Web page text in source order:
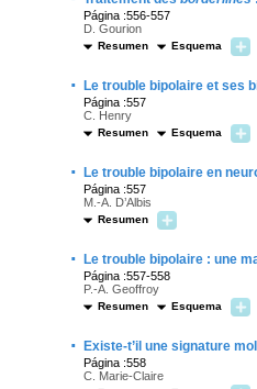
Página :556-557
D. Gourion
Resumen Esquema
· Le trouble bipolaire et ses
Página :557
C. Henry
Resumen Esquema
· Le trouble bipolaire en
Página :557
M.-A. D’Albis
Resumen
· Le trouble bipolaire : une
Página :557-558
P.-A. Geoffroy
Resumen Esquema
· Existe-t’il une signature
Página :558
C. Marie-Claire